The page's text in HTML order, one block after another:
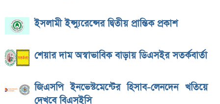
ইসলামী ইন্স্যুরেন্সের দ্বিতীয় প্রান্তিক প্রকাশ
শেয়ার দাম অস্বাভাবিক বাড়ায় ডিএসইর সতর্কবার্তা
জিএসপি ইনভেস্টমেন্টের হিসাব-লেনদেন খতিয়ে
দেখবে বিএসইসি